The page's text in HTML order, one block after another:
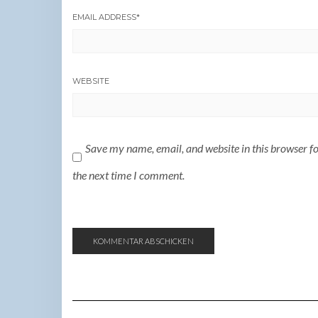
EMAIL ADDRESS*
WEBSITE
Save my name, email, and website in this browser
the next time I comment.